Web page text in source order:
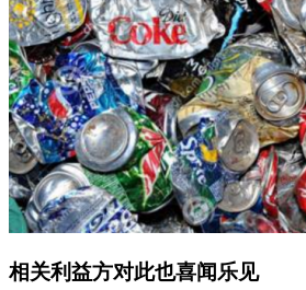
相关利益方对此也喜闻乐见